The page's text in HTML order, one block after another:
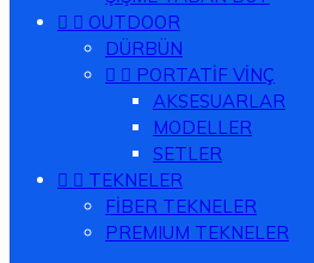
  OUTDOOR
DÜRBÜN
  PORTATİF VİNÇ
AKSESUARLAR
MODELLER
SETLER
  TEKNELER
FİBER TEKNELER
PREMIUM TEKNELER